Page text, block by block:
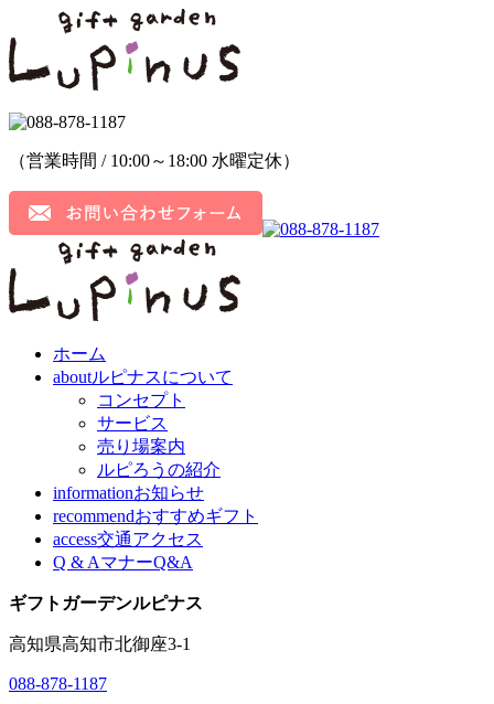
（営業時間 / 10:00～18:00 水曜定休）
ホーム
aboutルピナスについて
コンセプト
サービス
売り場案内
ルピろうの紹介
informationお知らせ
recommendおすすめギフト
access交通アクセス
Q & AマナーQ&A
ギフトガーデンルピナス
高知県高知市北御座3-1
088-878-1187